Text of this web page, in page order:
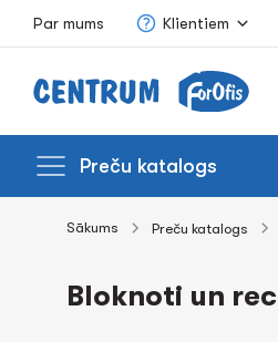
Par mums Klientiem
Preču katalogs
Sākums Preču katalogs
Bloknoti un